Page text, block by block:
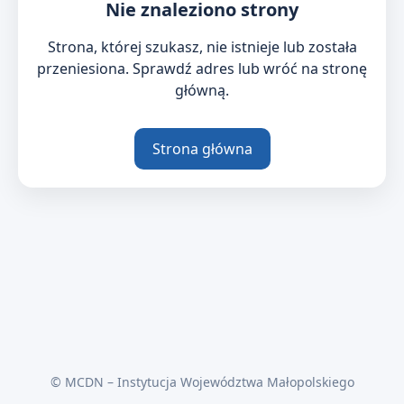
Nie znaleziono strony
Strona, której szukasz, nie istnieje lub została
przeniesiona. Sprawdź adres lub wróć na stronę
główną.
Strona główna
© MCDN – Instytucja Województwa Małopolskiego